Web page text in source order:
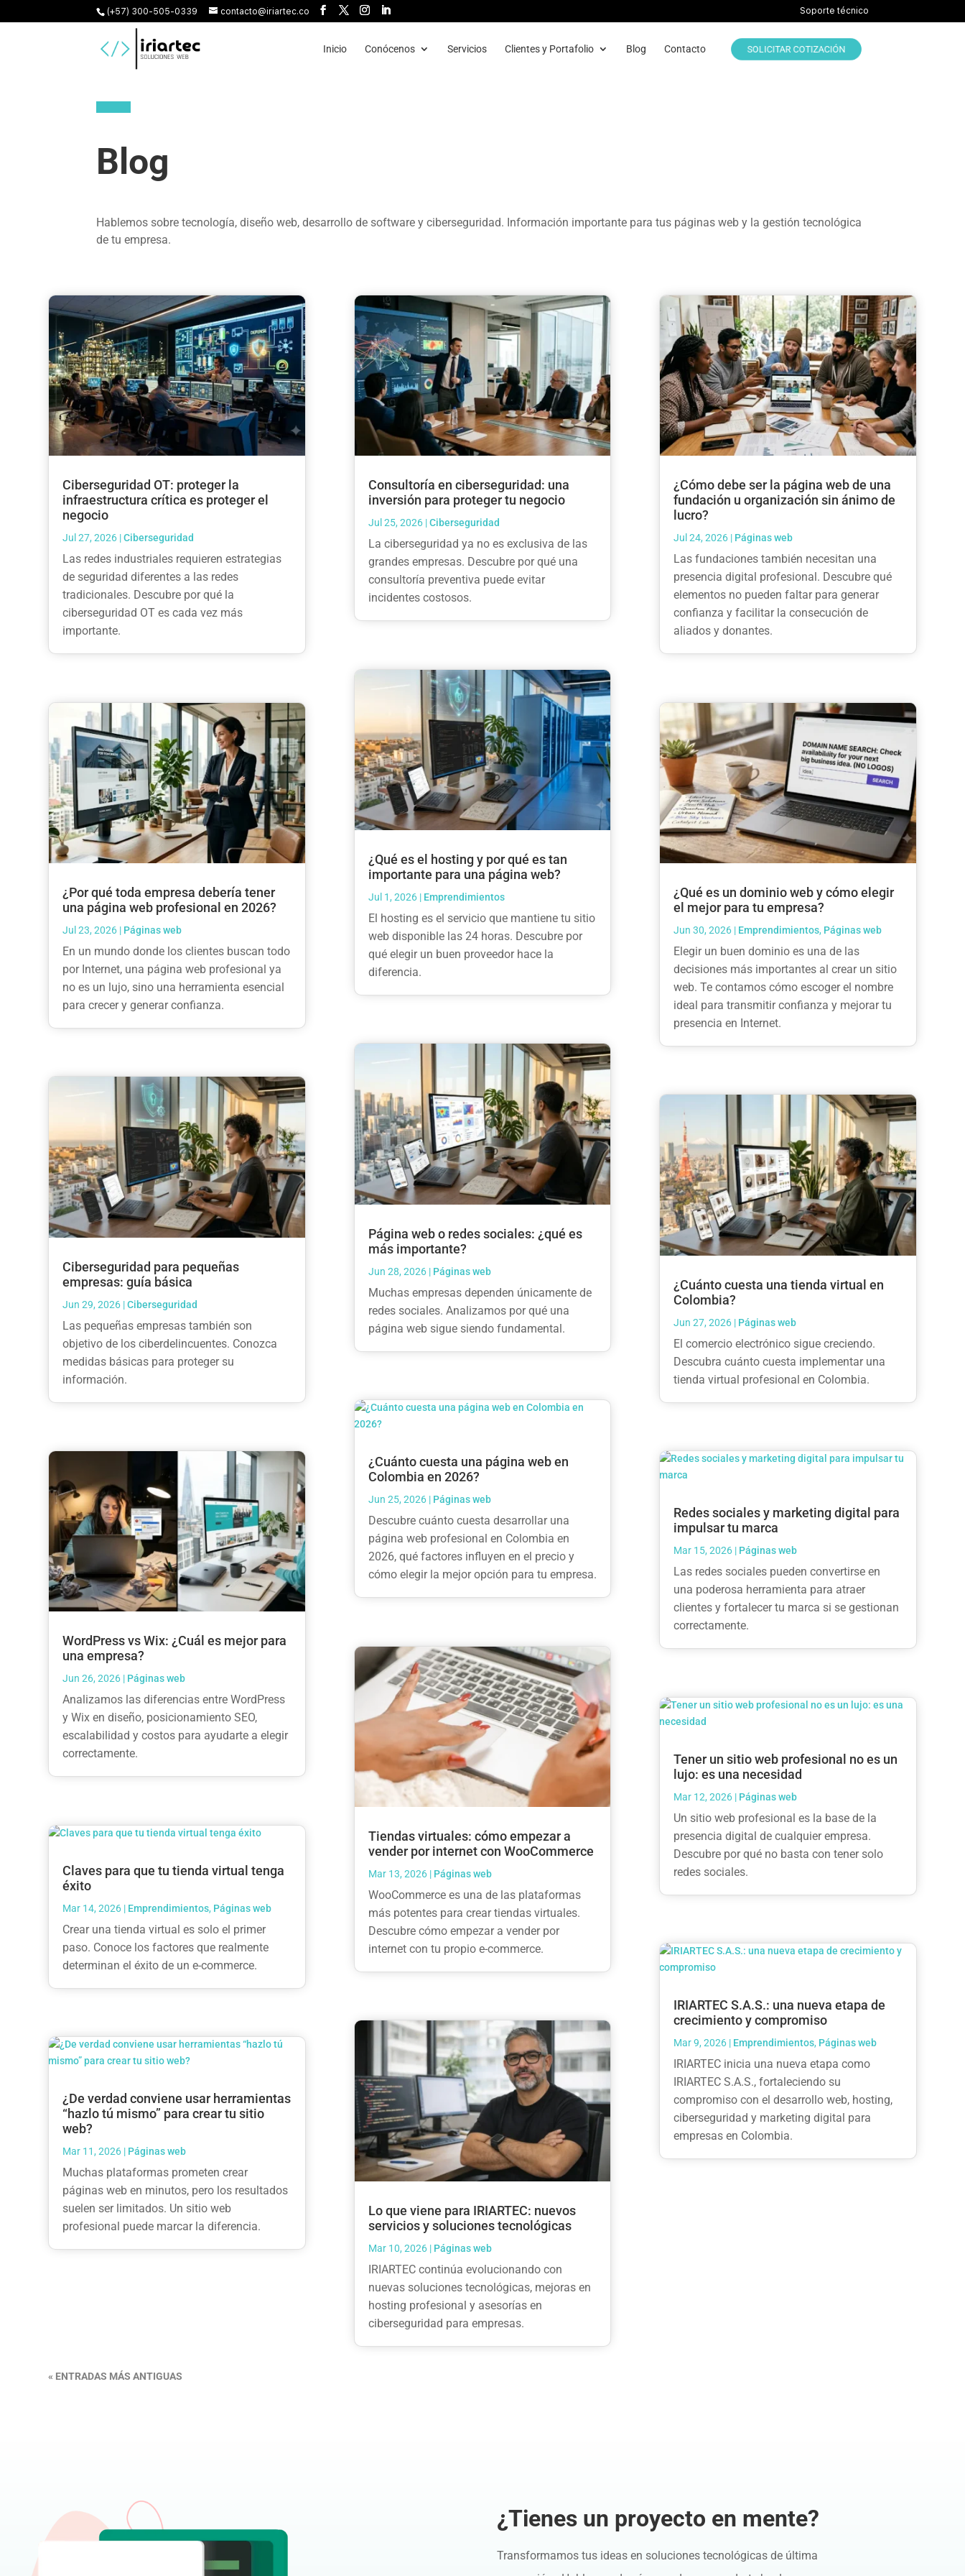
(+57) 300-505-0339 contacto@iriartec.co Soporte técnico
Inicio Conócenos Servicios Clientes y Portafolio Blog Contacto SOLICITAR COTIZACIÓN
Blog
Hablemos sobre tecnología, diseño web, desarrollo de software y ciberseguridad. Información importante para tus páginas web y la gestión tecnológica
de tu empresa.
Ciberseguridad OT: proteger la
infraestructura crítica es proteger el
negocio
Jul 27, 2026 |Ciberseguridad
Las redes industriales requieren estrategias
de seguridad diferentes a las redes
tradicionales. Descubre por qué la
ciberseguridad OT es cada vez más
importante.
¿Por qué toda empresa debería tener
una página web profesional en 2026?
Jul 23, 2026 | Páginas web
En un mundo donde los clientes buscan todo
por Internet, una página web profesional ya
no es un lujo, sino una herramienta esencial
para crecer y generar confianza.
Ciberseguridad para pequeñas
empresas: guía básica
Jun 29, 2026 |Ciberseguridad
Las pequeñas empresas también son
objetivo de los ciberdelincuentes. Conozca
medidas básicas para proteger su
información.
WordPress vs Wix: ¿Cuál es mejor para
una empresa?
Jun 26, 2026 | Páginas web
Analizamos las diferencias entre WordPress
y Wix en diseño, posicionamiento SEO,
escalabilidad y costos para ayudarte a elegir
correctamente.
Claves para que tu tienda virtual tenga
éxito
Mar 14, 2026 | Emprendimientos, Páginas web
Crear una tienda virtual es solo el primer
paso. Conoce los factores que realmente
determinan el éxito de un e-commerce.
¿De verdad conviene usar herramientas
“hazlo tú mismo” para crear tu sitio
web?
Mar 11, 2026 | Páginas web
Muchas plataformas prometen crear
páginas web en minutos, pero los resultados
suelen ser limitados. Un sitio web
profesional puede marcar la diferencia.
Consultoría en ciberseguridad: una
inversión para proteger tu negocio
Jul 25, 2026|Ciberseguridad
La ciberseguridad ya no es exclusiva de las
grandes empresas. Descubre por qué una
consultoría preventiva puede evitar
incidentes costosos.
¿Qué es el hosting y por qué es tan
importante para una página web?
Jul 1, 2026| Emprendimientos
El hosting es el servicio que mantiene tu sitio
web disponible las 24 horas. Descubre por
qué elegir un buen proveedor hace la
diferencia.
Página web o redes sociales: ¿qué es
más importante?
Jun 28, 2026| Páginas web
Muchas empresas dependen únicamente de
redes sociales. Analizamos por qué una
página web sigue siendo fundamental.
¿Cuánto cuesta una página web en
Colombia en 2026?
Jun 25, 2026| Páginas web
Descubre cuánto cuesta desarrollar una
página web profesional en Colombia en
2026, qué factores influyen en el precio y
cómo elegir la mejor opción para tu empresa.
Tiendas virtuales: cómo empezar a
vender por internet con WooCommerce
Mar 13, 2026| Páginas web
WooCommerce es una de las plataformas
más potentes para crear tiendas virtuales.
Descubre cómo empezar a vender por
internet con tu propio e-commerce.
Lo que viene para IRIARTEC: nuevos
servicios y soluciones tecnológicas
Mar 10, 2026| Páginas web
IRIARTEC continúa evolucionando con
nuevas soluciones tecnológicas, mejoras en
hosting profesional y asesorías en
ciberseguridad para empresas.
¿Cómo debe ser la página web de una
fundación u organización sin ánimo de
lucro?
Jul 24, 2026| Páginas web
Las fundaciones también necesitan una
presencia digital profesional. Descubre qué
elementos no pueden faltar para generar
confianza y facilitar la consecución de
aliados y donantes.
¿Qué es un dominio web y cómo elegir
el mejor para tu empresa?
Jun 30, 2026| Emprendimientos, Páginas web
Elegir un buen dominio es una de las
decisiones más importantes al crear un sitio
web. Te contamos cómo escoger el nombre
ideal para transmitir confianza y mejorar tu
presencia en Internet.
¿Cuánto cuesta una tienda virtual en
Colombia?
Jun 27, 2026| Páginas web
El comercio electrónico sigue creciendo.
Descubra cuánto cuesta implementar una
tienda virtual profesional en Colombia.
Redes sociales y marketing digital para
impulsar tu marca
Mar 15, 2026| Páginas web
Las redes sociales pueden convertirse en
una poderosa herramienta para atraer
clientes y fortalecer tu marca si se gestionan
correctamente.
Tener un sitio web profesional no es un
lujo: es una necesidad
Mar 12, 2026| Páginas web
Un sitio web profesional es la base de la
presencia digital de cualquier empresa.
Descubre por qué no basta con tener solo
redes sociales.
IRIARTEC S.A.S.: una nueva etapa de
crecimiento y compromiso
Mar 9, 2026| Emprendimientos, Páginas web
IRIARTEC inicia una nueva etapa como
IRIARTEC S.A.S., fortaleciendo su
compromiso con el desarrollo web, hosting,
ciberseguridad y marketing digital para
empresas en Colombia.
« ENTRADAS MÁS ANTIGUAS
¿Tienes un proyecto en mente?
Transformamos tus ideas en soluciones tecnológicas de última